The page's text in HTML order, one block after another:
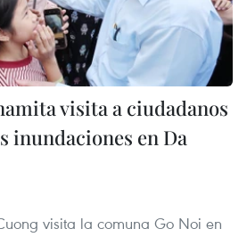
visita a ciudadanos
inundaciones en Da
visita la comuna Go Noi en